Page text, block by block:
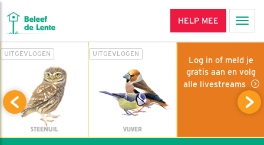
HELP MEE
UITGEVLOGEN
STEENUIL
UITGEVLOGEN
VIJVER
Log in of meld je
gratis aan en volg
alle livestreams